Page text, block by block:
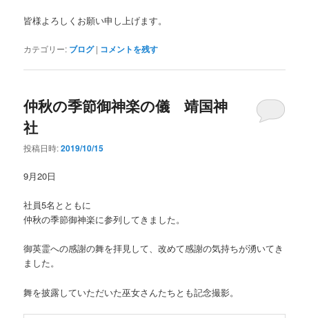
皆様よろしくお願い申し上げます。
カテゴリー: ブログ | コメントを残す
仲秋の季節御神楽の儀 靖国神
社
投稿日時:2019/10/15
9月20日
社員5名とともに
仲秋の季節御神楽に参列してきました。
御英霊への感謝の舞を拝見して、改めて感謝の気持ちが湧いてき
ました。
舞を披露していただいた巫女さんたちとも記念撮影。